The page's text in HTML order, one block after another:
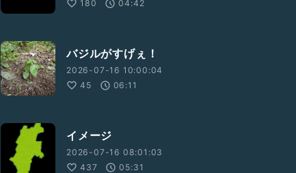
180
04:42
バジルがすげぇ！
2026-07-16 10:00:04
45
06:11
イメージ
2026-07-16 08:01:03
437
05:31